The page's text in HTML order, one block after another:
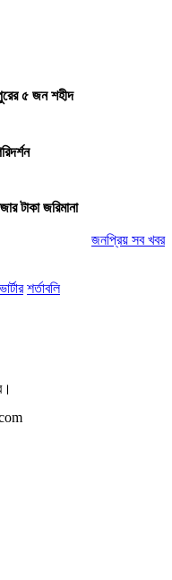
৫ জন শহীদ
টাকা জরিমানা
জনপ্রিয় সব খবর
শর্তাবলি